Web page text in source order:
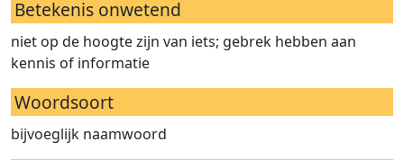
Betekenis onwetend
niet op de hoogte zijn van iets; gebrek hebben aan
kennis of informatie
Woordsoort
bijvoeglijk naamwoord